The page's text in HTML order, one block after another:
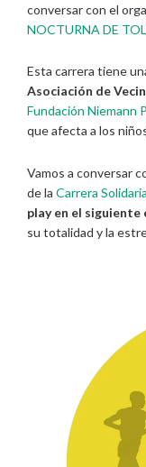
conversar con el
NOCTURNA DE
Esta carrera tiene
Asociación de
Fundación Niemann
que afecta a los
Vamos a conversar
de la Carrera
play en el siguiente
su totalidad y la